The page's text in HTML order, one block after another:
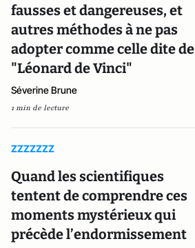
fausses et dangereuses, et
autres méthodes à ne pas
adopter comme celle dite de
"Léonard de Vinci"
Séverine Brune
1 min de lecture
ZZZZZZZ
Quand les scientifiques
tentent de comprendre ces
moments mystérieux qui
précède l’endormissement